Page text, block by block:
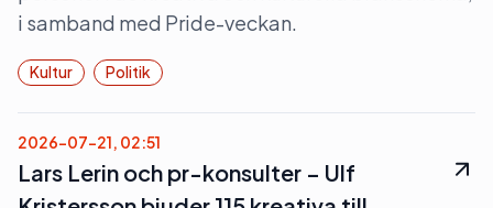
i samband med Pride-veckan.
Kultur Politik
2026-07-21, 02:51
Lars Lerin och pr-konsulter – Ulf